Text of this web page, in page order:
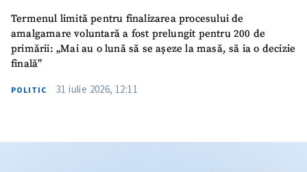
Termenul limită pentru finalizarea procesului de
amalgamare voluntară a fost prelungit pentru 200 de
primării: „Mai au o lună să se așeze la masă, să ia o decizie
finală”
POLITIC 31 iulie 2026, 12:11